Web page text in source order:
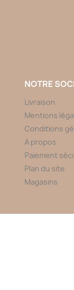
NOTRE
Livraison
Mentions
Conditions
A propos
Paiement
Plan du site
Magasins